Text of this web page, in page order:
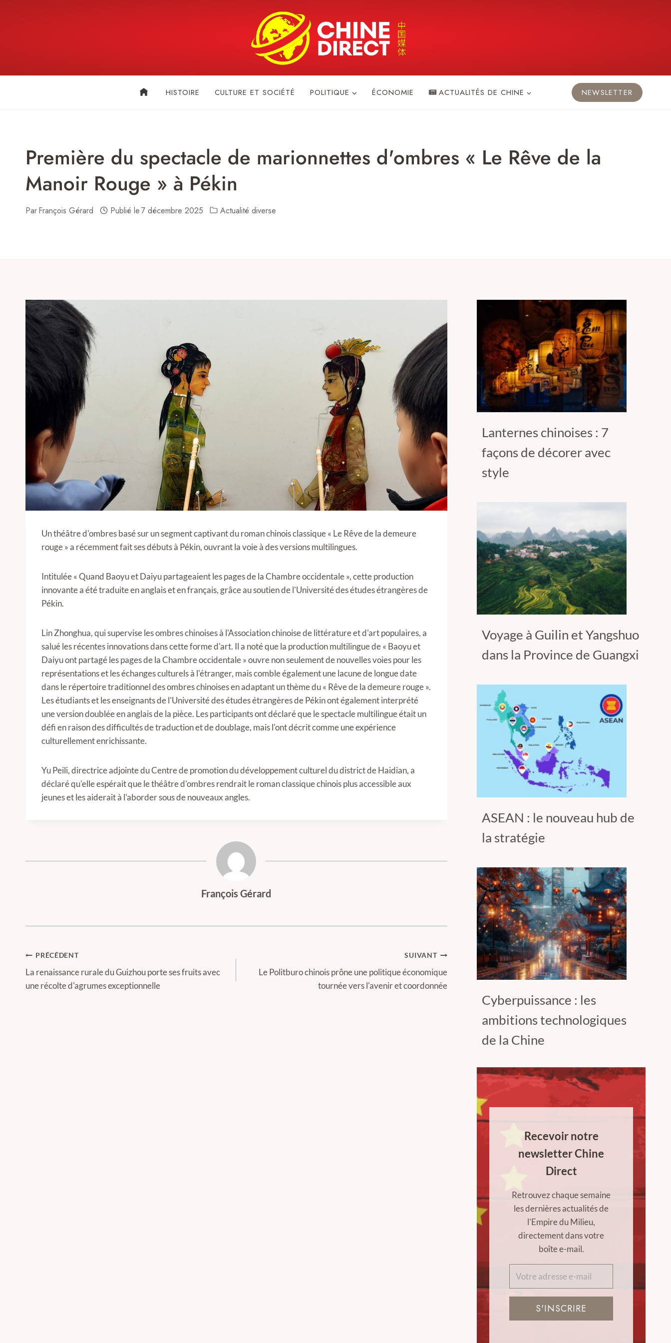
HISTOIRE CULTURE ET SOCIÉTÉ POLITIQUE ÉCONOMIE ACTUALITÉS DE CHINE NEWSLETTER
Première du spectacle de marionnettes d'ombres « Le Rêve de la
Manoir Rouge » à Pékin
ParFrançois Gérard Publié le7 décembre 2025 Actualité diverse
Un théâtre d'ombres basé sur un segment captivant du roman chinois classique « Le Rêve de la demeure
rouge » a récemment fait ses débuts à Pékin, ouvrant la voie à des versions multilingues.
Intitulée « Quand Baoyu et Daiyu partageaient les pages de la Chambre occidentale », cette production
innovante a été traduite en anglais et en français, grâce au soutien de l'Université des études étrangères de
Pékin.
Lin Zhonghua, qui supervise les ombres chinoises à l'Association chinoise de littérature et d'art populaires, a
salué les récentes innovations dans cette forme d'art. Il a noté que la production multilingue de « Baoyu et
Daiyu ont partagé les pages de la Chambre occidentale » ouvre non seulement de nouvelles voies pour les
représentations et les échanges culturels à l'étranger, mais comble également une lacune de longue date
dans le répertoire traditionnel des ombres chinoises en adaptant un thème du « Rêve de la demeure rouge ».
Les étudiants et les enseignants de l'Université des études étrangères de Pékin ont également interprété
une version doublée en anglais de la pièce. Les participants ont déclaré que le spectacle multilingue était un
défi en raison des difficultés de traduction et de doublage, mais l'ont décrit comme une expérience
culturellement enrichissante.
Yu Peili, directrice adjointe du Centre de promotion du développement culturel du district de Haidian, a
déclaré qu'elle espérait que le théâtre d'ombres rendrait le roman classique chinois plus accessible aux
jeunes et les aiderait à l'aborder sous de nouveaux angles.
François Gérard
Navigation
de
l’article
PRÉCÉDENT
La renaissance rurale du Guizhou porte ses fruits avec
une récolte d'agrumes exceptionnelle
SUIVANT
Le Politburo chinois prône une politique économique
tournée vers l'avenir et coordonnée
Lanternes chinoises : 7
façons de décorer avec
style
Voyage à Guilin et Yangshuo
dans la Province de Guangxi
ASEAN : le nouveau hub de
la stratégie
Cyberpuissance : les
ambitions technologiques
de la Chine
Recevoir notre
newsletter Chine
Direct
Retrouvez chaque semaine
les dernières actualités de
l'Empire du Milieu,
directement dans votre
boîte e-mail.
S'INSCRIRE